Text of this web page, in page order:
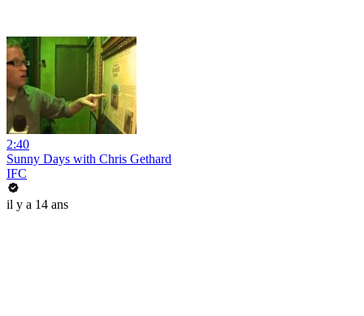
2:40
Sunny Days with Chris Gethard
IFC
il y a 14 ans